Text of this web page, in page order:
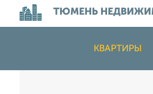
ТЮМЕНЬ
КВАРТИРЫ